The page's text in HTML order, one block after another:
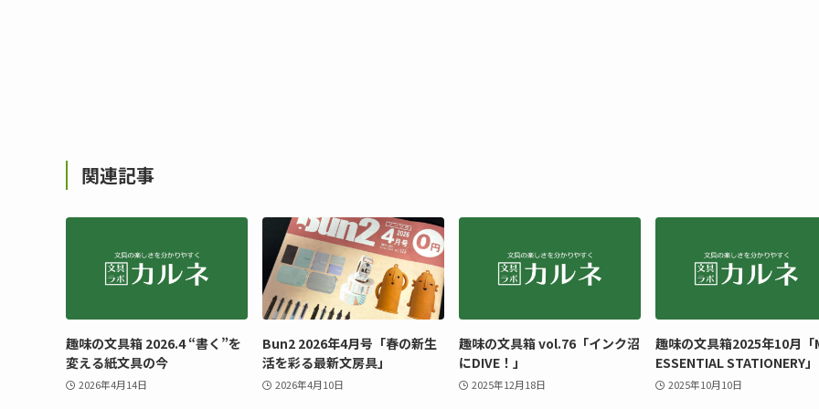
関連記事
趣味の文具箱 2026.4 “書く”を
変える紙文具の今
2026年4月14日
Bun2 2026年4月号「春の新生
活を彩る最新文房具」
2026年4月10日
趣味の文具箱 vol.76「インク沼
にDIVE！」
2025年12月18日
趣味の文具箱2025年10月「
ESSENTIAL STATIONERY」
2025年10月10日